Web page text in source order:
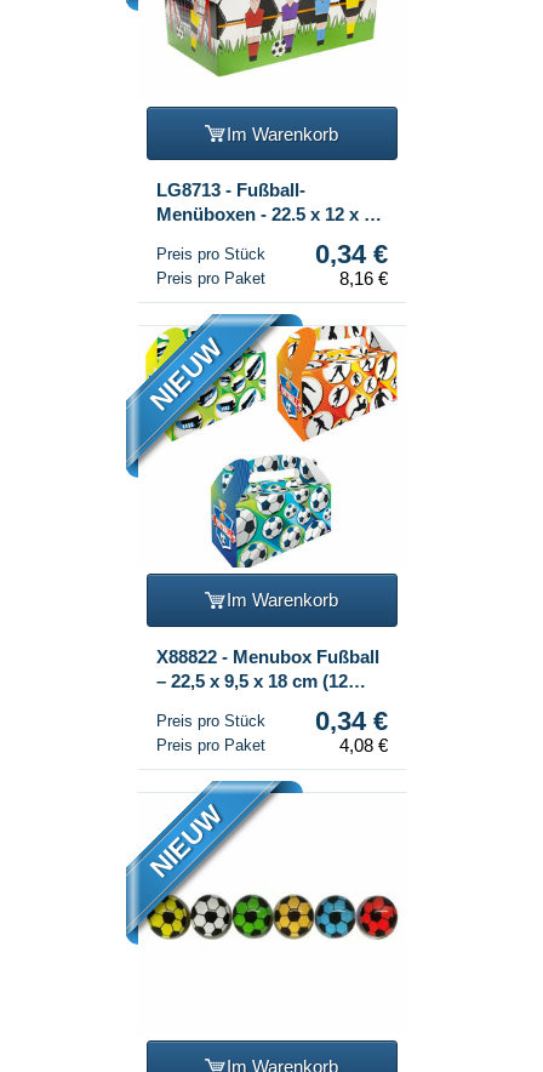
Im Warenkorb
LG8713 - Fußball-
Menüboxen - 22.5 x 12 x 9.5
Preis pro Stück 0,34 €
Preis pro Paket 8,16 €
NIEUW
Im Warenkorb
X88822 - Menubox Fußball
– 22,5 x 9,5 x 18 cm (12
Preis pro Stück 0,34 €
Preis pro Paket 4,08 €
NIEUW
Im Warenkorb